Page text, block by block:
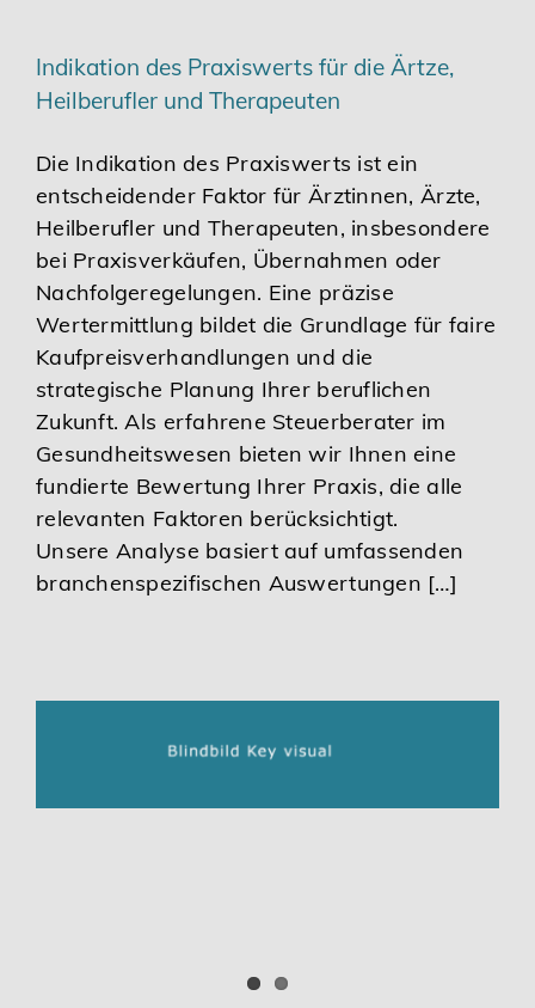
Indikation des Praxiswerts für die Ärtze,
Heilberufler und Therapeuten
Die Indikation des Praxiswerts ist ein
entscheidender Faktor für Ärztinnen, Ärzte,
Heilberufler und Therapeuten, insbesondere
bei Praxisverkäufen, Übernahmen oder
Nachfolgeregelungen. Eine präzise
Wertermittlung bildet die Grundlage für faire
Kaufpreisverhandlungen und die
strategische Planung Ihrer beruflichen
Zukunft. Als erfahrene Steuerberater im
Gesundheitswesen bieten wir Ihnen eine
fundierte Bewertung Ihrer Praxis, die alle
relevanten Faktoren berücksichtigt.
Unsere Analyse basiert auf umfassenden
branchenspezifischen Auswertungen […]